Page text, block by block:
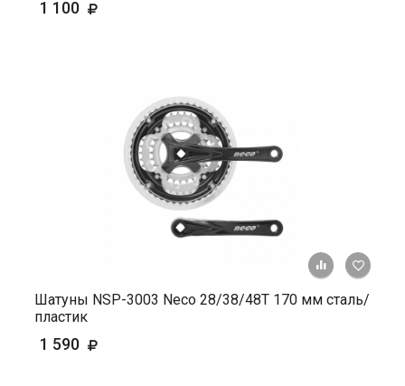
1 100
+ К
Шатуны NSP-3003 Neco 28/38/48T 170 мм сталь/
пластик
1 590